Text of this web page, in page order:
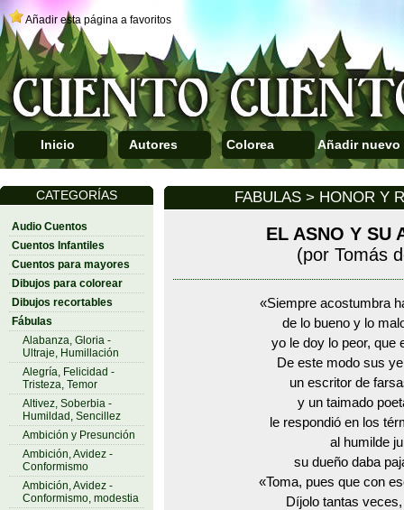
Añadir esta página a favoritos
Inicio Autores Colorea Añadir nuevo
CATEGORÍAS
Audio Cuentos
Cuentos Infantiles
Cuentos para mayores
Dibujos para colorear
Dibujos recortables
Fábulas
Alabanza, Gloria -
Ultraje, Humillación
Alegría, Felicidad -
Tristeza, Temor
Altivez, Soberbia -
Humildad, Sencillez
Ambición y Presunción
Ambición, Avidez -
Conformismo
Ambición, Avidez -
Conformismo, modestia
FABULAS > HONOR Y
EL ASNO Y SU
(por Tomás
«Siempre acostumbra
de lo bueno y lo
yo le doy lo peor, que
De este modo sus
un escritor de
y un taimado
le respondió en los
al humilde
su dueño daba
«Toma, pues que con
Díjolo tantas